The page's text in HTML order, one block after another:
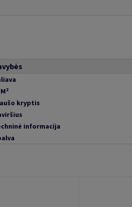
kryptis
informacija